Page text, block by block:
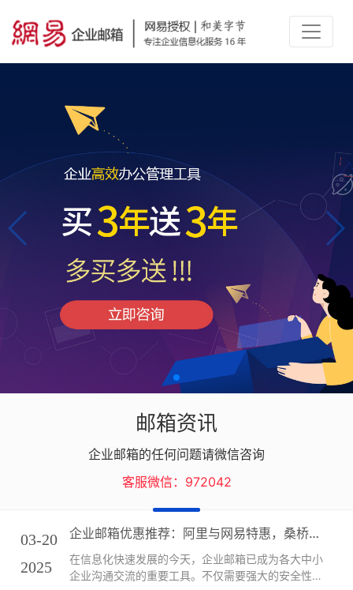
邮箱资讯
企业邮箱的任何问题请微信咨询
客服微信：972042
03-20
2025
企业邮箱优惠推荐：阿里与网易特惠，桑桥网络专业服务
在信息化快速发展的今天，企业邮箱已成为各大中小
企业沟通交流的重要工具。不仅需要强大的安全性和